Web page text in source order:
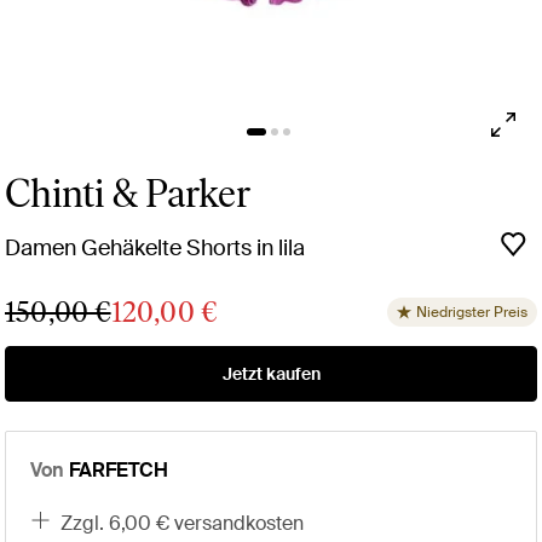
Chinti & Parker
Damen Gehäkelte Shorts in lila
150,00 €120,00 € Niedrigster Preis
Jetzt kaufen
Von FARFETCH
zzgl. 6,00 € versandkosten